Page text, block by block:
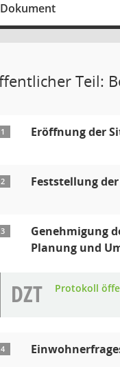
Teil:
Eröffnung der
Feststellung
Genehmigung
Planung und
DZT Protokoll